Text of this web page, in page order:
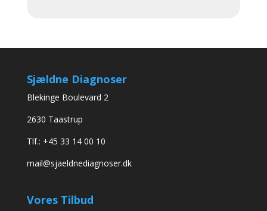
Sjældne Diagnoser
Blekinge Boulevard 2
2630 Taastrup
Tlf.: +45 33 14 00 10
mail@sjaeldnediagnoser.dk
Vores Tilbud